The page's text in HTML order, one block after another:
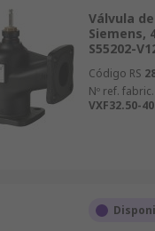
Válvula
Siemens,
S55202-
Código RS
Nº ref. fabric.
VXF32.50-